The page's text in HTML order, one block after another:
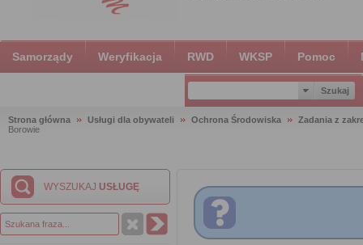
Samorządy Weryfikacja RWD WKSP Pomoc
Strona główna Usługi dla obywateli Ochrona Środowiska
Zadania z
Borowie
WYSZUKAJ USŁUGĘ